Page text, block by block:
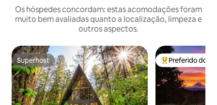
Os hóspedes concordam: estas acomodações foram
muito bem avaliadas quanto a localização, limpeza e
outros aspectos.
Superhost
Superhost Entre os
Preferido dos